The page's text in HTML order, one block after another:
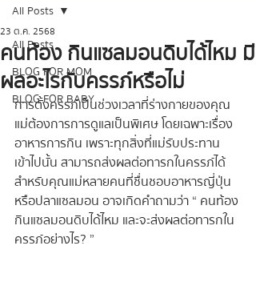
All Posts
BLOG FOR MOM
BLOG FOR BABY
All Posts
คนท้อง กินแซลมอนดิบได้ไหม มี
ผลอะไรกับครรภ์หรือไม่
23 ต.ค. 2568
การตั้งครรภ์เป็นช่วงเวลาที่ร่างกายของคุณ
แม่ต้องการการดูแลเป็นพิเศษ โดยเฉพาะเรื่อง
อาหารการกิน เพราะทุกสิ่งที่แม่รับประทาน
เข้าไปนั้น สามารถส่งผลต่อทารกในครรภ์ได้
สำหรับคุณแม่หลายคนที่ชื่นชอบอาหารญี่ปุ่น
หรือปลาแซลมอน อาจเกิดคำถามว่า “ คนท้อง
กินแซลมอนดิบได้ไหม และจะส่งผลต่อทารกใน
ครรภ์อย่างไร ? ”